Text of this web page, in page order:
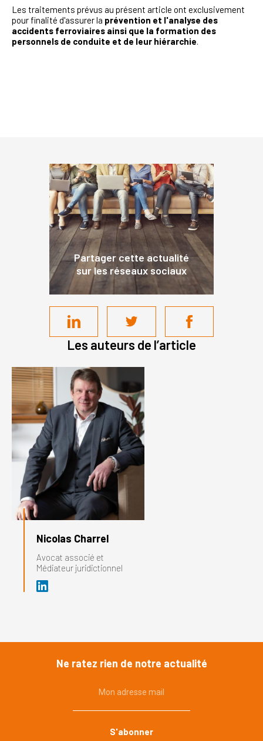
Les traitements prévus au présent article ont exclusivement
pour finalité d'assurer la prévention et l'analyse des
accidents ferroviaires ainsi que la formation des
personnels de conduite et de leur hiérarchie.
Partager cette actualité
sur les réseaux sociaux
Les auteurs de l’article
Nicolas Charrel
Avocat associé et
Médiateur juridictionnel
Ne ratez rien de notre actualité
Mon adresse mail